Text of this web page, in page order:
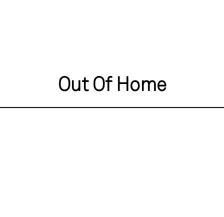
Out Of Home